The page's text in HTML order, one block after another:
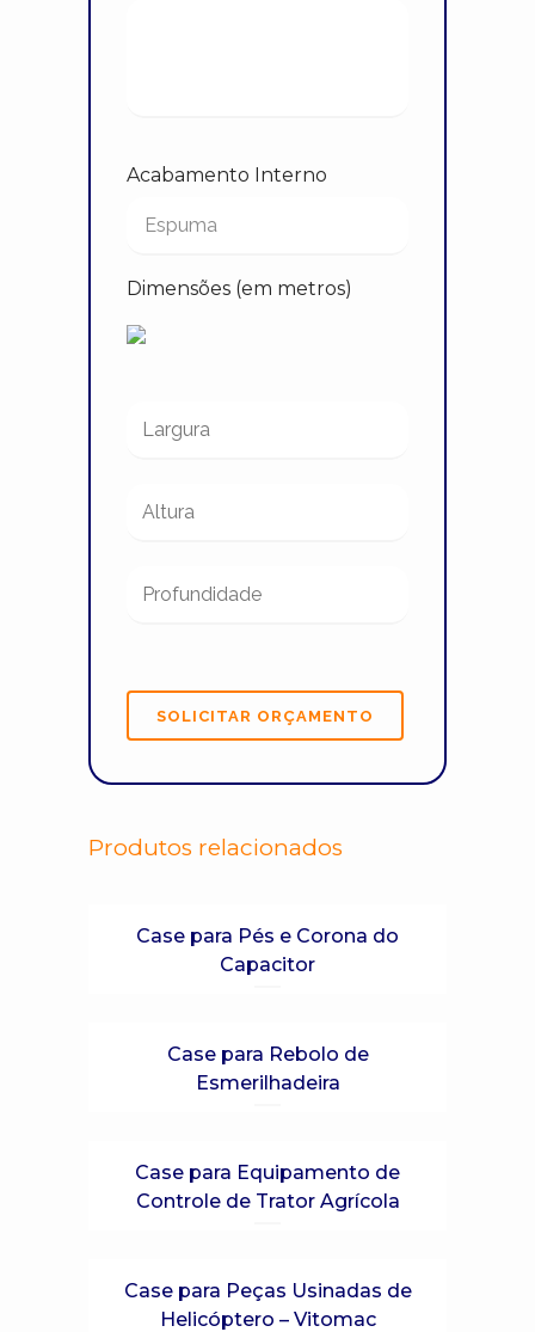
Acabamento Interno
Dimensões (em metros)
Produtos relacionados
Case para Pés e Corona do
Capacitor
Case para Rebolo de
Esmerilhadeira
Case para Equipamento de
Controle de Trator Agrícola
Case para Peças Usinadas de
Helicóptero – Vitomac